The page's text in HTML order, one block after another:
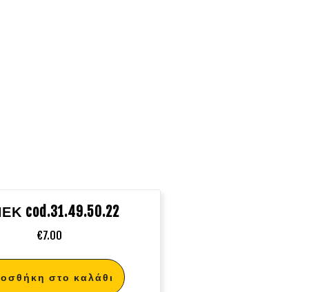
cod.31.49.50.22
€7.00
στο καλάθι